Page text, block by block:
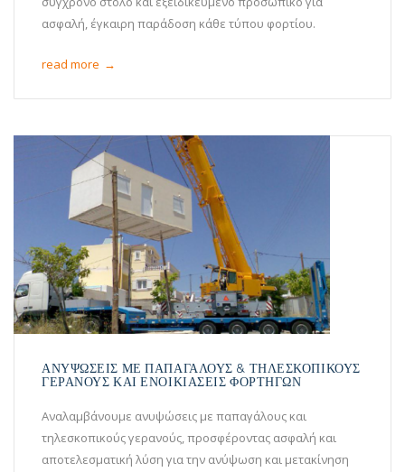
ασφαλή, έγκαιρη παράδοση κάθε τύπου φορτίου.
read more →
ΑΝΥΨΩΣΕΙΣ ΜΕ ΠΑΠΑΓΑΛΟΥΣ & ΤΗΛΕΣΚΟΠΙΚΟΥΣ
ΓΕΡΑΝΟΥΣ ΚΑΙ ΕΝΟΙΚΙΑΣΕΙΣ ΦΟΡΤΗΓΩΝ
Αναλαμβάνουμε ανυψώσεις με παπαγάλους και
τηλεσκοπικούς γερανούς, προσφέροντας ασφαλή και
αποτελεσματική λύση για την ανύψωση και μετακίνηση